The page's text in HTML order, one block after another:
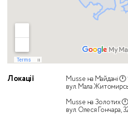
Локації
Musse на Майдані 🕛
вул. Мала
Musse на Золотих
вул. Олеся Гончара,